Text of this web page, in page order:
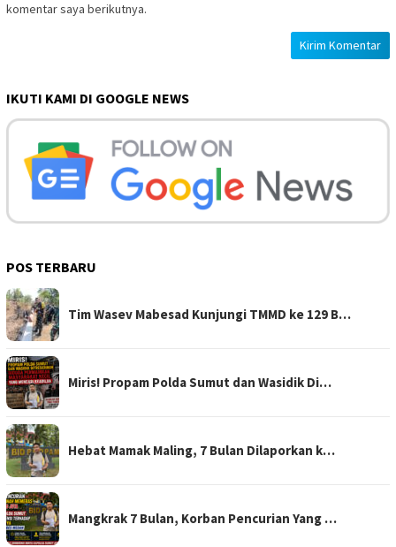
komentar saya berikutnya.
IKUTI KAMI DI GOOGLE NEWS
POS TERBARU
Tim Wasev Mabesad Kunjungi TMMD ke 129 B…
Miris! Propam Polda Sumut dan Wasidik Di…
Hebat Mamak Maling, 7 Bulan Dilaporkan k…
Mangkrak 7 Bulan, Korban Pencurian Yang …